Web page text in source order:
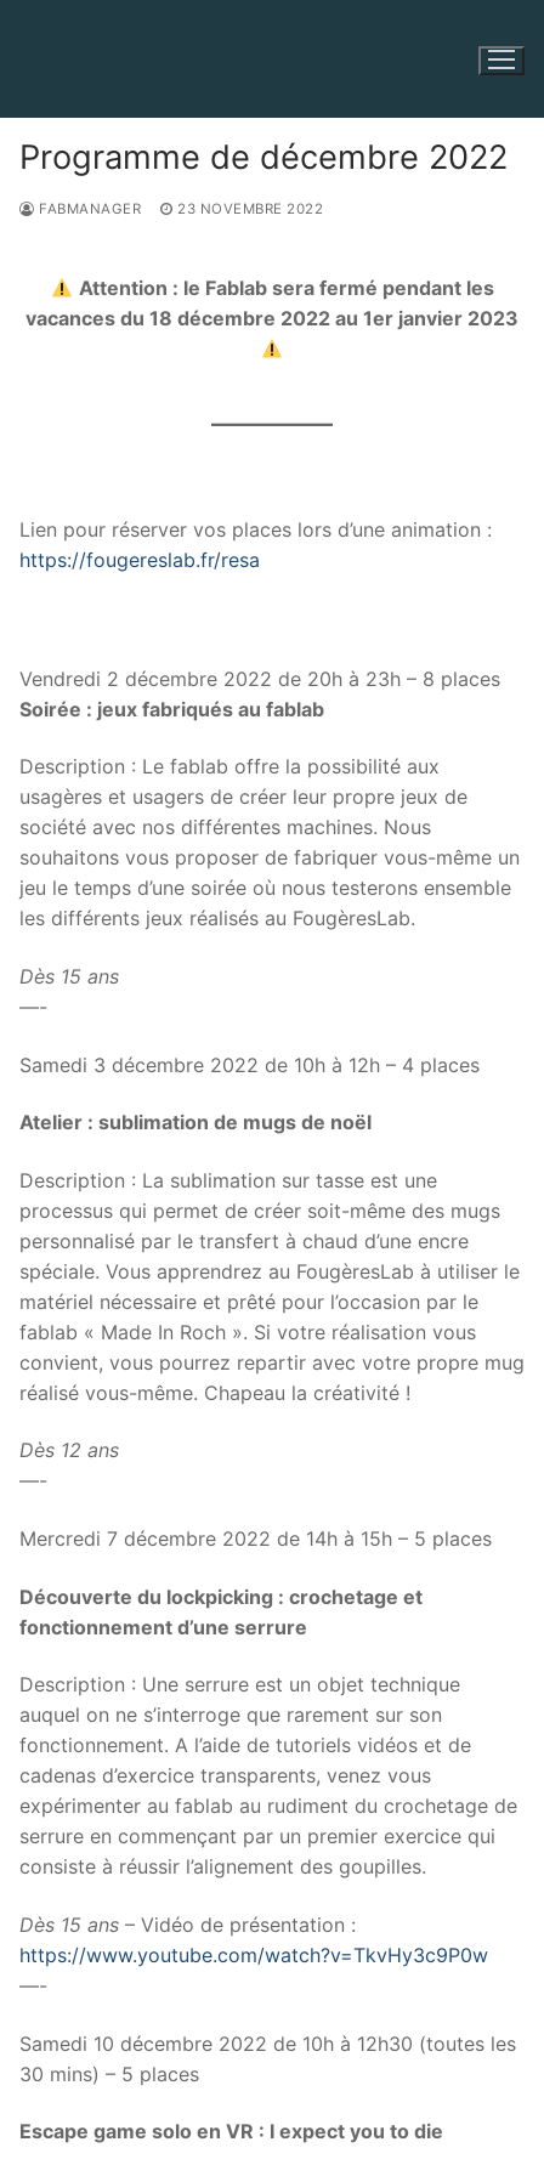
Programme de décembre 2022
FABMANAGER 23 NOVEMBRE 2022
Attention : le Fablab sera fermé pendant les
vacances du 18 décembre 2022 au 1er janvier 2023
Lien pour réserver vos places lors d’une animation :
https://fougereslab.fr/resa
Vendredi 2 décembre 2022 de 20h à 23h – 8 places
Soirée : jeux fabriqués au fablab
Description : Le fablab offre la possibilité aux
usagères et usagers de créer leur propre jeux de
société avec nos différentes machines. Nous
souhaitons vous proposer de fabriquer vous-même un
jeu le temps d’une soirée où nous testerons ensemble
les différents jeux réalisés au FougèresLab.
Dès 15 ans
—-
Samedi 3 décembre 2022 de 10h à 12h – 4 places
Atelier : sublimation de mugs de noël
Description : La sublimation sur tasse est une
processus qui permet de créer soit-même des mugs
personnalisé par le transfert à chaud d’une encre
spéciale. Vous apprendrez au FougèresLab à utiliser le
matériel nécessaire et prêté pour l’occasion par le
fablab « Made In Roch ». Si votre réalisation vous
convient, vous pourrez repartir avec votre propre mug
réalisé vous-même. Chapeau la créativité !
Dès 12 ans
—-
Mercredi 7 décembre 2022 de 14h à 15h – 5 places
Découverte du lockpicking : crochetage et
fonctionnement d’une serrure
Description : Une serrure est un objet technique
auquel on ne s’interroge que rarement sur son
fonctionnement. A l’aide de tutoriels vidéos et de
cadenas d’exercice transparents, venez vous
expérimenter au fablab au rudiment du crochetage de
serrure en commençant par un premier exercice qui
consiste à réussir l’alignement des goupilles.
Dès 15 ans – Vidéo de présentation :
https://www.youtube.com/watch?v=TkvHy3c9P0w
—-
Samedi 10 décembre 2022 de 10h à 12h30 (toutes les
30 mins) – 5 places
Escape game solo en VR : I expect you to die